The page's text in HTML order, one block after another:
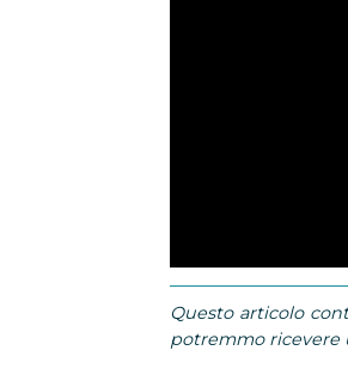
Questo articolo
potremmo ricevere